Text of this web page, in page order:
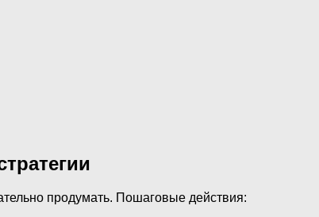
продумать. Пошаговые действия: